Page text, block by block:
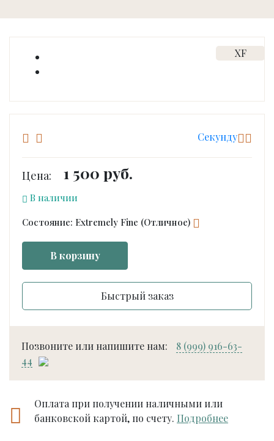
XF
Cекунду
Цена: 1 500 руб.
В наличии
Состояние: Extremely Fine (Отличное)
В корзину
Быстрый заказ
Позвоните или напишите нам:
8 (999) 916-63-
44
Оплата при получении наличными или
банковской картой, по счету. Подробнее